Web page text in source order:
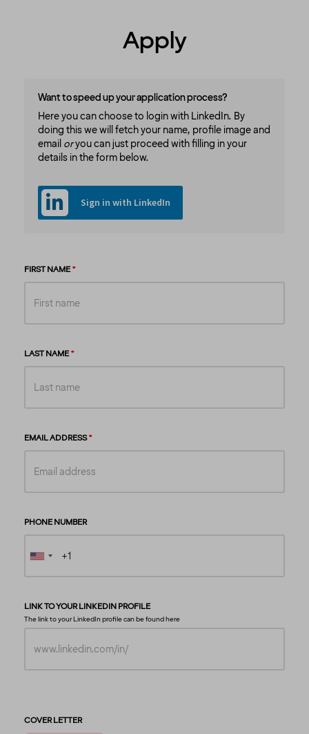
Apply
Want to speed up your application process?
Here you can choose to login with LinkedIn. By
doing this we will fetch your name, profile image and
email oryou can just proceed with filling in your
details in the form below.
Sign in with LinkedIn
FIRST NAME
LAST NAME
EMAIL ADDRESS
PHONE NUMBER
LINK TO YOUR LINKEDIN PROFILE
The link to your LinkedIn profile can be foundhere
COVER LETTER